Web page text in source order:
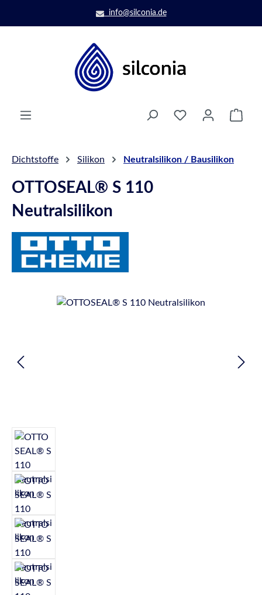
Zum Hauptinhalt springeninfo@silconia.de
Dichtstoffe Silikon Neutralsilikon / Bausilikon
OTTOSEAL® S 110
Neutralsilikon
Bildergalerie überspringen